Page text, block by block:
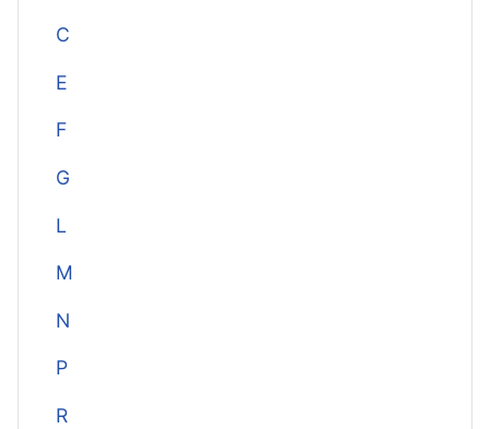
C
E
F
G
L
M
N
P
R